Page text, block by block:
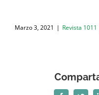
Marzo 3, 2021 | Revista 1011